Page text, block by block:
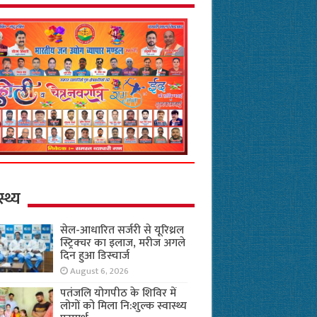
सेल-आधारित सर्जरी से यूरिथ्रल
स्ट्रिक्चर का इलाज, मरीज अगले
दिन हुआ डिस्चार्ज
August 6, 2026
पतंजलि योगपीठ के शिविर में
लोगों को मिला नि:शुल्क स्वास्थ्य